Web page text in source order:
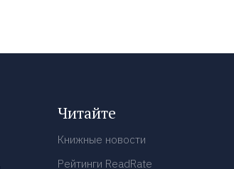
Читайте
Книжные новости
Рейтинги ReadRate